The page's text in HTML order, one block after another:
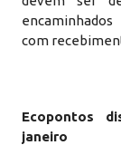
com
Ecopontos
janeiro